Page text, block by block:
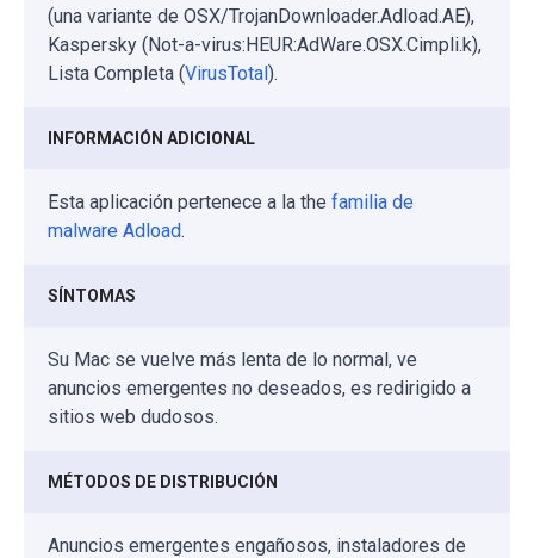
(una variante de OSX/TrojanDownloader.Adload.AE),
Kaspersky (Not-a-virus:HEUR:AdWare.OSX.Cimpli.k),
Lista Completa (VirusTotal).
INFORMACIÓN ADICIONAL
Esta aplicación pertenece a la the familia de
malware Adload.
SÍNTOMAS
Su Mac se vuelve más lenta de lo normal, ve
anuncios emergentes no deseados, es redirigido a
sitios web dudosos.
MÉTODOS DE DISTRIBUCIÓN
Anuncios emergentes engañosos, instaladores de